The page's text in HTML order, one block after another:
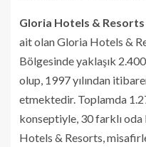
Gloria Hotels & Resorts
ait olan Gloria Hotels &
Bölgesinde yaklaşık
olup, 1997 yılından
etmektedir. Toplamda
konseptiyle, 30 farklı
Hotels & Resorts,